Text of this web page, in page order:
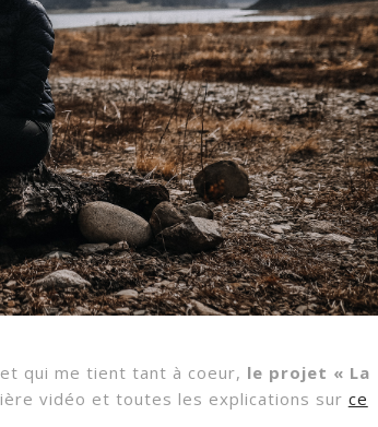
qui me tient tant à coeur, le projet « La
vidéo et toutes les explications sur ce